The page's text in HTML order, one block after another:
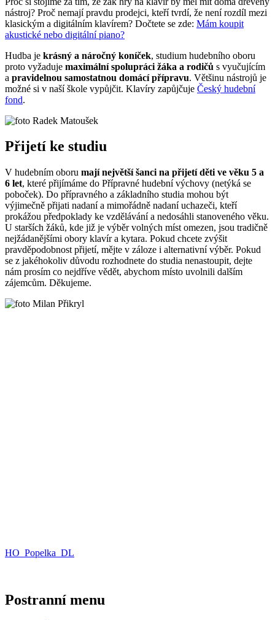
nástroj? Proč nemají pravdu prodejci, kteří tvrdí, že není rozdíl mezi
klasickým a digitálním klavírem? Dočtete se zde: Mám koupit
akustické nebo digitální piano?
Hudba je krásný a náročný koníček, studium hudebního oboru
proto vyžaduje maximální spolupráci žáka a rodičů s vyučujícím
a pravidelnou samostatnou domácí přípravu. Většinu nástrojů je
možné si v naší škole vypůjčit. Klavíry zapůjčuje Český hudební
fond.
Přijetí ke studiu
V hudebním oboru mají největší šanci na přijetí děti ve věku 5 a
6 let, které přijímáme do Přípravné hudební výchovy (netýká se
poboček). Do přípravného a základního studia mohou být
výjimečně přijati nadaní a mimořádně nadaní uchazeči, kteří
prokážou předpoklady ke vzdělávání a nedosáhli stanoveného věku.
U starších žáků, kde již je výběr volných míst omezen, jsou tradičně
nejžádanějšími obory klavír a kytara. Pokud chcete zvýšit
pravděpodobnost přijetí, mějte v záloze i alternativní výběr. Pokud
se z jakéhokoliv důvodu rozhodnete do studia nenastoupit, dejte
nám prosím co nejdříve vědět, abychom místo uvolnili dalším
zájemcům. Děkujeme.
HO_Popelka_DL
Postranní menu